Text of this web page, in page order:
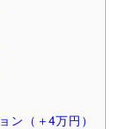
ン（＋4万円）